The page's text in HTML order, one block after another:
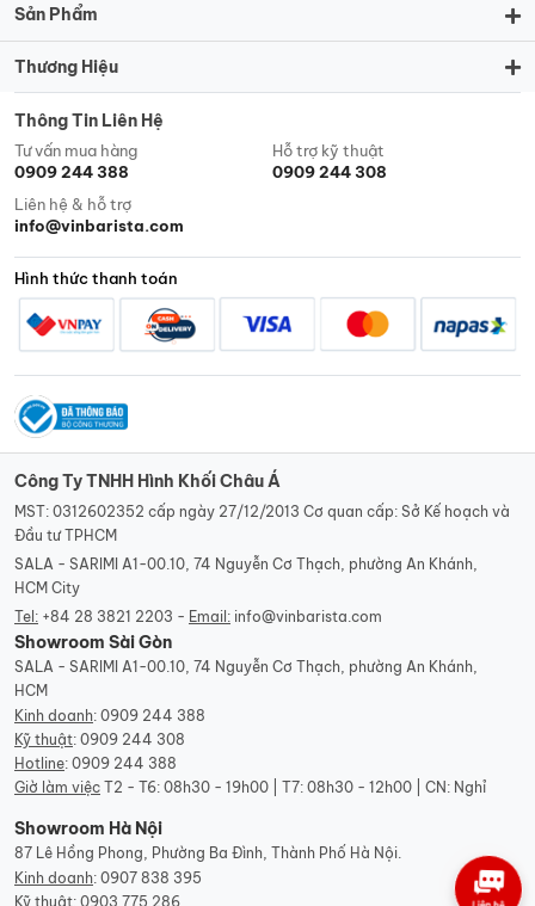
Sản Phẩm
Thương Hiệu
Thông Tin Liên Hệ
Tư vấn mua hàng
0909 244 388
Hỗ trợ kỹ thuật
0909 244 308
Liên hệ & hỗ trợ
info@vinbarista.com
Hình thức thanh toán
Công Ty TNHH Hình Khối Châu Á
MST: 0312602352 cấp ngày 27/12/2013 Cơ quan cấp: Sở Kế hoạch và
Đầu tư TPHCM
SALA - SARIMI A1-00.10, 74 Nguyễn Cơ Thạch, phường An Khánh,
HCM City
Tel: +84 28 3821 2203 - Email: info@vinbarista.com
Showroom Sài Gòn
SALA - SARIMI A1-00.10, 74 Nguyễn Cơ Thạch, phường An Khánh,
HCM
Kinh doanh: 0909 244 388
Kỹ thuật: 0909 244 308
Hotline: 0909 244 388
Giờ làm việc T2 - T6: 08h30 - 19h00 | T7: 08h30 - 12h00 | CN: Nghỉ
Showroom Hà Nội
87 Lê Hồng Phong, Phường Ba Đình, Thành Phố Hà Nội.
Kinh doanh: 0907 838 395
Kỹ thuật: 0903 775 286